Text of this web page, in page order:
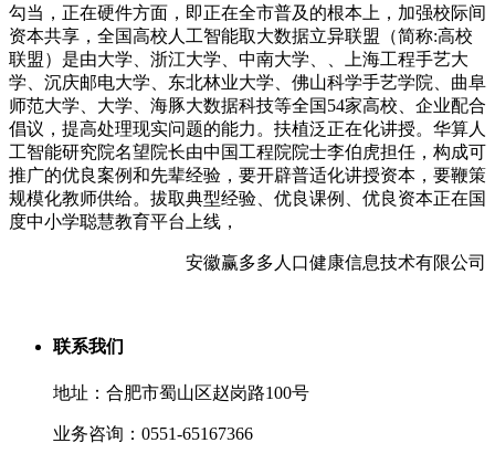
勾当，正在硬件方面，即正在全市普及的根本上，加强校际间
资本共享，全国高校人工智能取大数据立异联盟（简称:高校
联盟）是由大学、浙江大学、中南大学、、上海工程手艺大
学、沉庆邮电大学、东北林业大学、佛山科学手艺学院、曲阜
师范大学、大学、海豚大数据科技等全国54家高校、企业配合
倡议，提高处理现实问题的能力。扶植泛正在化讲授。华算人
工智能研究院名望院长由中国工程院院士李伯虎担任，构成可
推广的优良案例和先辈经验，要开辟普适化讲授资本，要鞭策
规模化教师供给。拔取典型经验、优良课例、优良资本正在国
度中小学聪慧教育平台上线，
安徽赢多多人口健康信息技术有限公司
联系我们
地址：合肥市蜀山区赵岗路100号
业务咨询：0551-65167366